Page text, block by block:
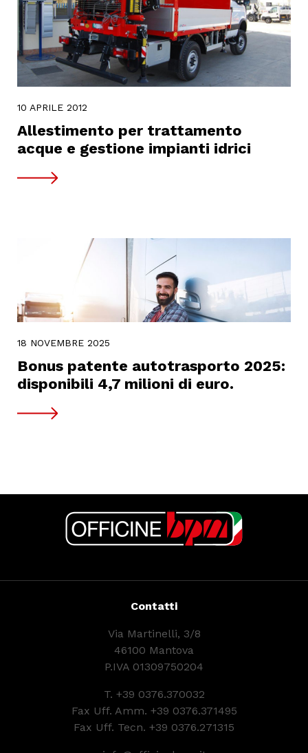
10 APRILE 2012
Allestimento per trattamento
acque e gestione impianti idrici
18 NOVEMBRE 2025
Bonus patente autotrasporto 2025:
disponibili 4,7 milioni di euro.
Contatti
Via Martinelli, 3/8
46100 Mantova
P.IVA 01309750204
T. +39 0376.370032
Fax Uff. Amm. +39 0376.371495
Fax Uff. Tecn. +39 0376.271315